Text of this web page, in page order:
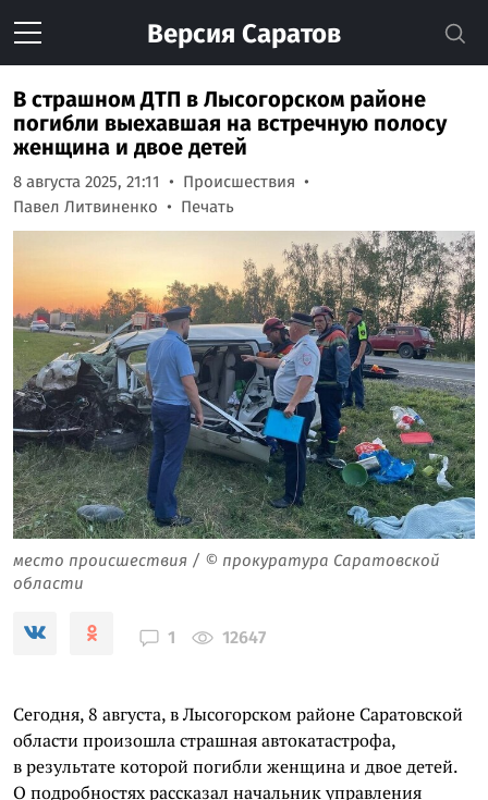
Версия Саратов
В страшном ДТП в Лысогорском районе
погибли выехавшая на встречную полосу
женщина и двое детей
8 августа 2025, 21:11
Происшествия
Павел Литвиненко
Печать
место происшествия / © прокуратура Саратовской
области
1 12647
Сегодня, 8 августа, в Лысогорском районе Саратовской
области произошла страшная автокатастрофа,
в результате которой погибли женщина и двое детей.
О подробностях рассказал начальник управления